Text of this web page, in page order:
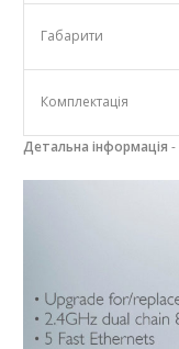
Габарити
Комплектація
Детальна інформація -